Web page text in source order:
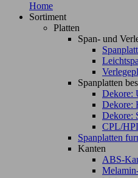
Home
Sortiment
Platten
Span- und
Spanplatten
Dekore:
Dekore:
Dekore:
CPL/
Spanplatten
Kanten
ABS-